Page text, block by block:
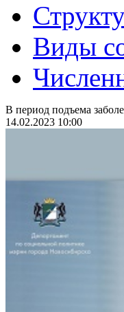
Виды
В период подъема
14.02.2023 10:00